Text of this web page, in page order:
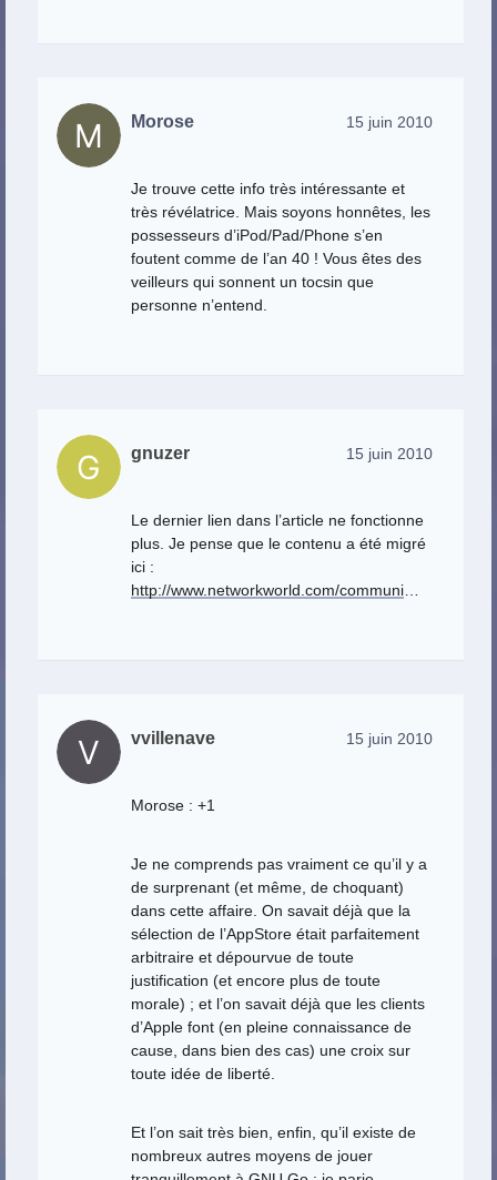
Morose 15 juin 2010
Je trouve cette info très intéressante et
très révélatrice. Mais soyons honnêtes, les
possesseurs d’iPod/Pad/Phone s’en
foutent comme de l’an 40 ! Vous êtes des
veilleurs qui sonnent un tocsin que
personne n’entend.
gnuzer 15 juin 2010
Le dernier lien dans l’article ne fonctionne
plus. Je pense que le contenu a été migré
ici :
http://www.networkworld.com/communi
vvillenave 15 juin 2010
Morose : +1
Je ne comprends pas vraiment ce qu’il y a
de surprenant (et même, de choquant)
dans cette affaire. On savait déjà que la
sélection de l’AppStore était parfaitement
arbitraire et dépourvue de toute
justification (et encore plus de toute
morale) ; et l’on savait déjà que les clients
d’Apple font (en pleine connaissance de
cause, dans bien des cas) une croix sur
toute idée de liberté.
Et l’on sait très bien, enfin, qu’il existe de
nombreux autres moyens de jouer